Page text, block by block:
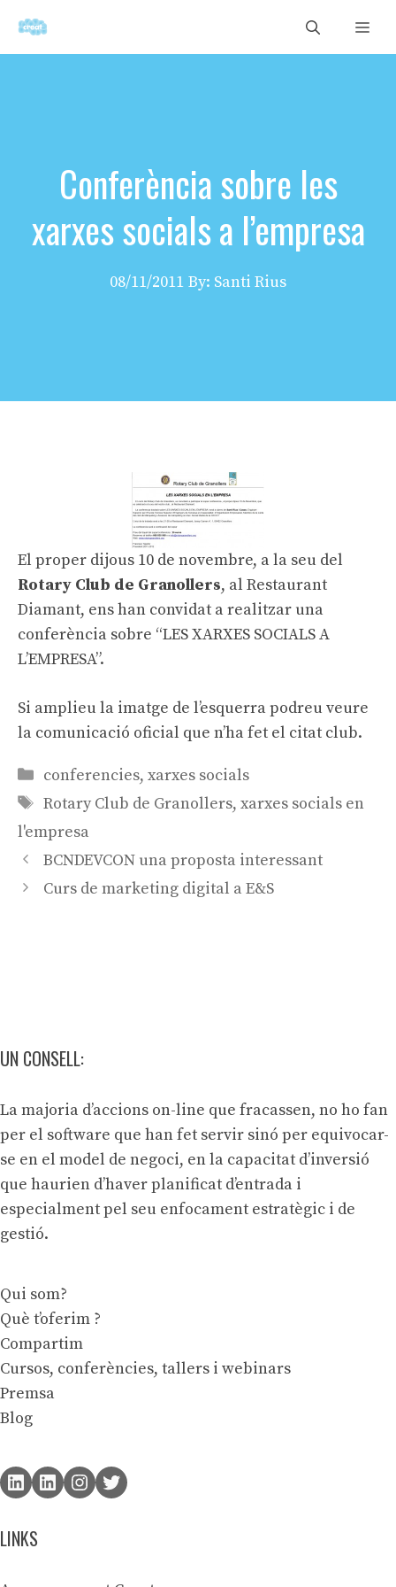
contingut
Conferència sobre les
xarxes socials a l’empresa
08/11/2011 By: Santi Rius
El proper dijous 10 de novembre, a la seu del
Rotary Club de Granollers, al Restaurant
Diamant, ens han convidat a realitzar una
conferència sobre “LES XARXES SOCIALS A
L’EMPRESA”.
Si amplieu la imatge de l’esquerra podreu veure
la comunicació oficial que n’ha fet el citat club.
Categories
conferencies, xarxes socials
Etiquetes
Rotary Club de Granollers, xarxes socials en
l'empresa
Navegació
per
BCNDEVCON una proposta interessant
Curs de marketing digital a E&S
UN CONSELL:
La majoria d’accions on-line que fracassen, no ho fan
per el software que han fet servir sinó per equivocar-
se en el model de negoci, en la capacitat d’inversió
que haurien d’haver planificat d’entrada i
especialment pel seu enfocament estratègic i de
gestió.
Qui som?
Què t’oferim ?
Compartim
Cursos, conferències, tallers i webinars
Premsa
Blog
LINKS